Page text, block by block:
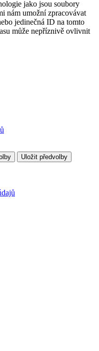
jako jsou soubory
nám umožní zpracovávat
jedinečná ID na tomto
může nepříznivě ovlivnit
Uložit předvolby